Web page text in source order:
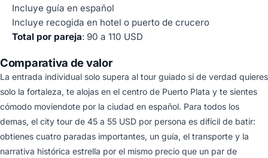
Incluye guía en español
Incluye recogida en hotel o puerto de crucero
Total por pareja: 90 a 110 USD
Comparativa de valor
La entrada individual solo supera al tour guiado si de verdad quieres
solo la fortaleza, te alojas en el centro de Puerto Plata y te sientes
cómodo moviendote por la ciudad en español. Para todos los
demas, el city tour de 45 a 55 USD por persona es difícil de batir:
obtienes cuatro paradas importantes, un guía, el transporte y la
narrativa histórica estrella por el mismo precio que un par de